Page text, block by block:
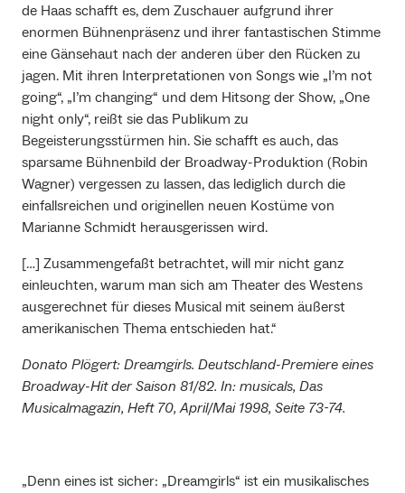
de Haas schafft es, dem Zuschauer aufgrund ihrer
enormen Bühnenpräsenz und ihrer fantastischen Stimme
eine Gänsehaut nach der anderen über den Rücken zu
jagen. Mit ihren Interpretationen von Songs wie „I’m not
going“, „I’m changing“ und dem Hitsong der Show, „One
night only“, reißt sie das Publikum zu
Begeisterungsstürmen hin. Sie schafft es auch, das
sparsame Bühnenbild der Broadway-Produktion (Robin
Wagner) vergessen zu lassen, das lediglich durch die
einfallsreichen und originellen neuen Kostüme von
Marianne Schmidt herausgerissen wird.
[…] Zusammengefaßt betrachtet, will mir nicht ganz
einleuchten, warum man sich am Theater des Westens
ausgerechnet für dieses Musical mit seinem äußerst
amerikanischen Thema entschieden hat.“
Donato Plögert: Dreamgirls. Deutschland-Premiere eines
Broadway-Hit der Saison 81/82. In: musicals, Das
Musicalmagazin, Heft 70, April/Mai 1998, Seite 73-74.
„Denn eines ist sicher: „Dreamgirls“ ist ein musikalisches